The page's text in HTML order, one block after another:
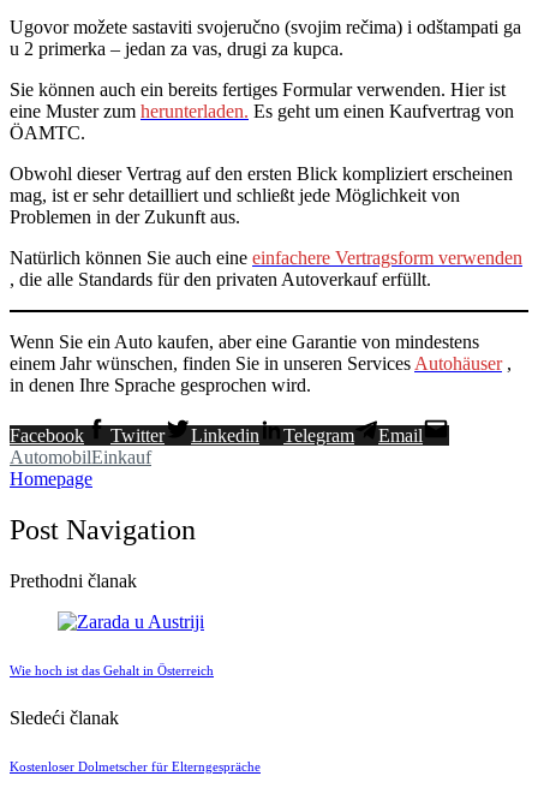
Ugovor možete sastaviti svojeručno (svojim rečima) i odštampati ga
u 2 primerka – jedan za vas, drugi za kupca.
Sie können auch ein bereits fertiges Formular verwenden. Hier ist
eine Muster zum herunterladen. Es geht um einen Kaufvertrag von
ÖAMTC.
Obwohl dieser Vertrag auf den ersten Blick kompliziert erscheinen
mag, ist er sehr detailliert und schließt jede Möglichkeit von
Problemen in der Zukunft aus.
Natürlich können Sie auch eine einfachere Vertragsform verwenden
, die alle Standards für den privaten Autoverkauf erfüllt.
Wenn Sie ein Auto kaufen, aber eine Garantie von mindestens
einem Jahr wünschen, finden Sie in unseren Services Autohäuser,
in denen Ihre Sprache gesprochen wird.
Facebook Twitter Linkedin Telegram
Email
AutomobilEinkauf
Homepage
Post Navigation
Prethodni članak
Wie hoch ist das Gehalt in Österreich
Sledeći članak
Kostenloser Dolmetscher für Elterngespräche